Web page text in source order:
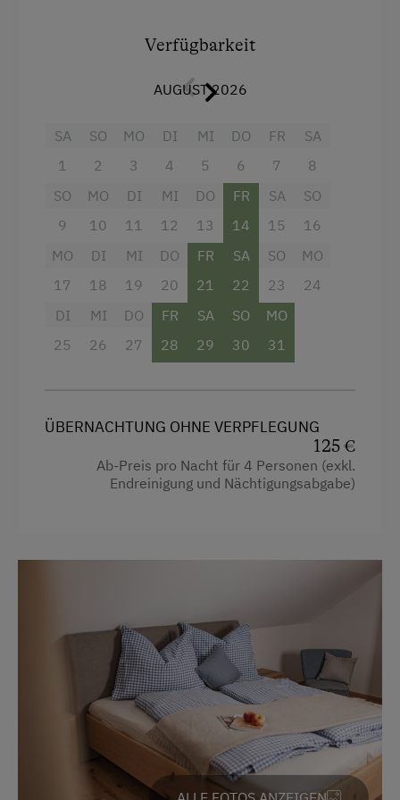
Kaffeemaschine
Verpflegung
Freizeitaktivitäten am Betrieb und in der
Almausflüge
E-Bike-Verleih
Jogging-Routen
Klettern
Naturpark
Nordic Walking
Radwege
Aussicht auf eine Berglandschaft
Backofen
Garten
Handtücher
Reinigungsausstattung in der Wohnung
Toilette
Neubau
Doppelbett
Ausziehcouch
Verfügbarkeit
AUGUST 2026
SA
1
SO
2
MO
3
DI
4
MI
5
DO
6
FR
7
SA
8
SO
9
MO
10
DI
11
MI
12
DO
13
FR
14
SA
15
SO
16
MO
17
DI
18
MI
19
DO
20
FR
21
SA
22
SO
23
MO
24
DI
25
MI
26
DO
27
FR
28
SA
29
SO
30
MO
31
ÜBERNACHTUNG OHNE VERPFLEGUNG
125 €
Ab-Preis pro Nacht für 4 Personen (exkl.
Endreinigung und Nächtigungsabgabe)